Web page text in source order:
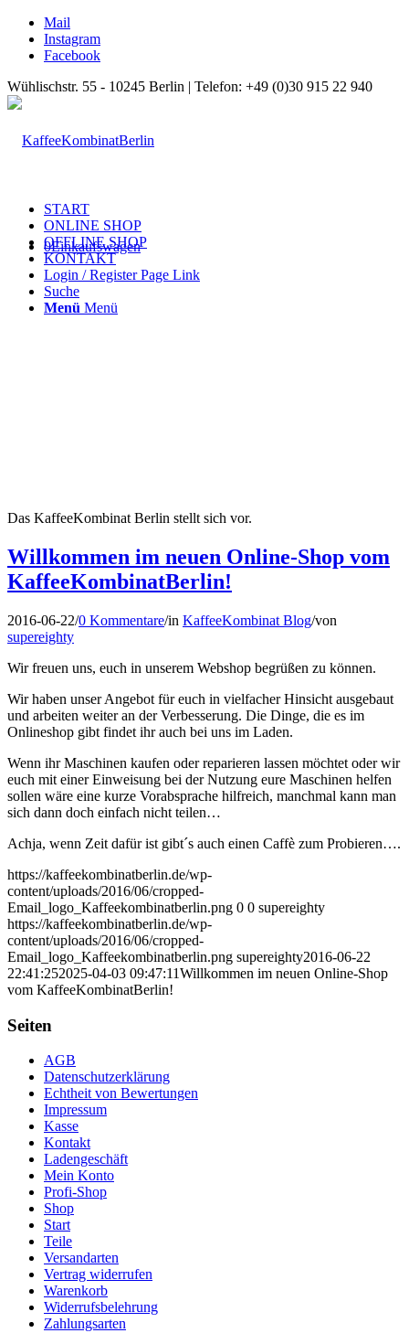
Mail
Instagram
Facebook
Wühlischstr. 55 - 10245 Berlin | Telefon: +49 (0)30 915 22 940
0Einkaufswagen
START
ONLINE SHOP
OFFLINE SHOP
KONTAKT
Login / Register Page Link
Suche
Menü Menü
Das KaffeeKombinat Berlin stellt sich vor.
Willkommen im neuen Online-Shop vom
KaffeeKombinatBerlin!
2016-06-22/0 Kommentare/in KaffeeKombinat Blog/von
supereighty
Wir freuen uns, euch in unserem Webshop begrüßen zu können.
Wir haben unser Angebot für euch in vielfacher Hinsicht ausgebaut
und arbeiten weiter an der Verbesserung. Die Dinge, die es im
Onlineshop gibt findet ihr auch bei uns im Laden.
Wenn ihr Maschinen kaufen oder reparieren lassen möchtet oder wir
euch mit einer Einweisung bei der Nutzung eure Maschinen helfen
sollen wäre eine kurze Vorabsprache hilfreich, manchmal kann man
sich dann doch einfach nicht teilen…
Achja, wenn Zeit dafür ist gibt´s auch einen Caffè zum Probieren….
https://kaffeekombinatberlin.de/wp-
content/uploads/2016/06/cropped-
Email_logo_Kaffeekombinatberlin.png 0 0 supereighty
https://kaffeekombinatberlin.de/wp-
content/uploads/2016/06/cropped-
Email_logo_Kaffeekombinatberlin.png supereighty2016-06-22
22:41:252025-04-03 09:47:11Willkommen im neuen Online-Shop
vom KaffeeKombinatBerlin!
Seiten
AGB
Datenschutzerklärung
Echtheit von Bewertungen
Impressum
Kasse
Kontakt
Ladengeschäft
Mein Konto
Profi-Shop
Shop
Start
Teile
Versandarten
Vertrag widerrufen
Warenkorb
Widerrufsbelehrung
Zahlungsarten